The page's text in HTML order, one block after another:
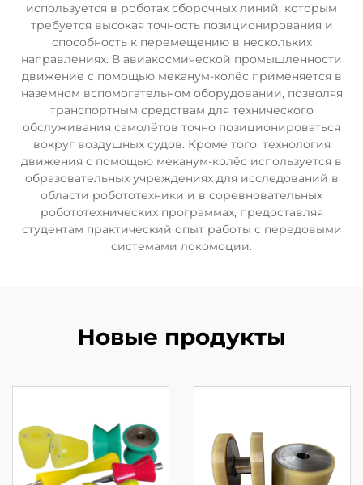
используется в роботах сборочных линий, которым
требуется высокая точность позиционирования и
способность к перемещению в нескольких
направлениях. В авиакосмической промышленности
движение с помощью меканум-колёс применяется в
наземном вспомогательном оборудовании, позволяя
транспортным средствам для технического
обслуживания самолётов точно позиционироваться
вокруг воздушных судов. Кроме того, технология
движения с помощью меканум-колёс используется в
образовательных учреждениях для исследований в
области робототехники и в соревновательных
робототехнических программах, предоставляя
студентам практический опыт работы с передовыми
системами локомоции.
Новые продукты